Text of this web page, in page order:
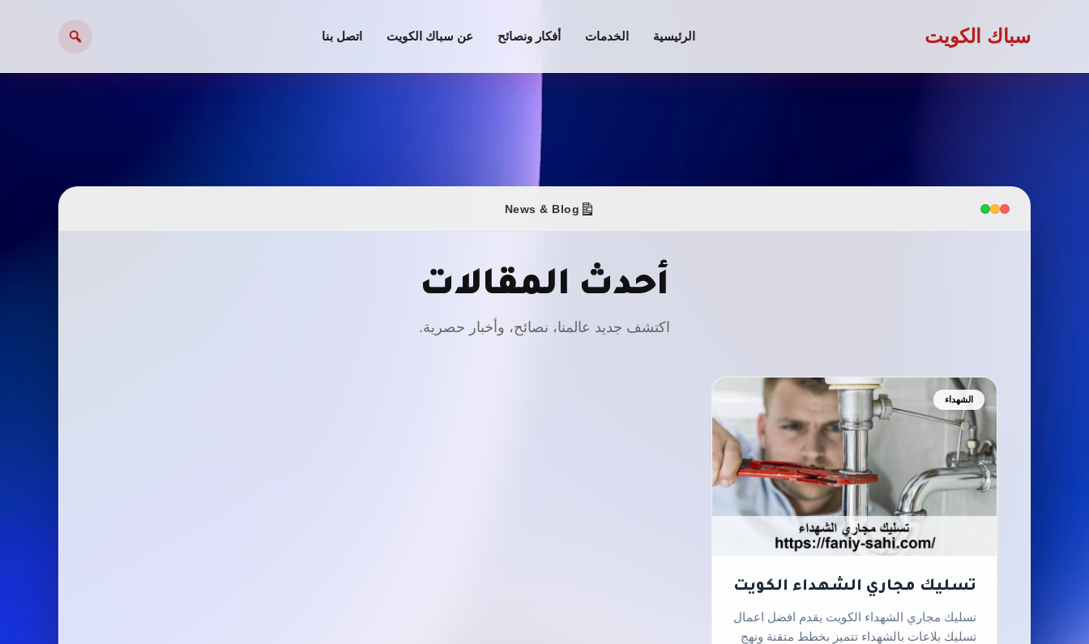
سباك الكويت الرئيسية الخدمات أفكار ونصائح عن سباك الكويت اتصل بنا
News & Blog
أحدث المقالات
اكتشف جديد عالمنا، نصائح، وأخبار حصرية.
الشهداء
تسليك مجاري الشهداء الكويت
تسليك مجاري الشهداء الكويت يقدم افضل اعمال
تسليك بلاعات بالشهداء تتميز بخطط متقنة ونهج